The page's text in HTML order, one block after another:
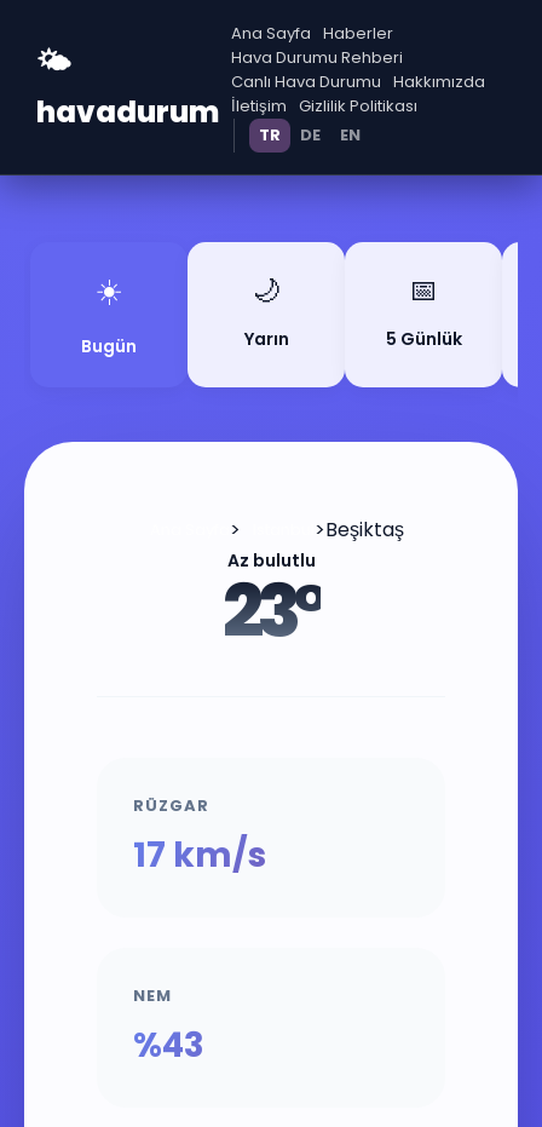
🌤️
havadurum
Ana Sayfa Haberler
Hava Durumu Rehberi
Canlı Hava Durumu Hakkımızda
İletişim Gizlilik Politikası
TR
DE EN
☀️
Bugün
🌙
Yarın
📅
5 Günlük
> >Beşiktaş
Az bulutlu
23°
RÜZGAR
17 km/s
NEM
%43